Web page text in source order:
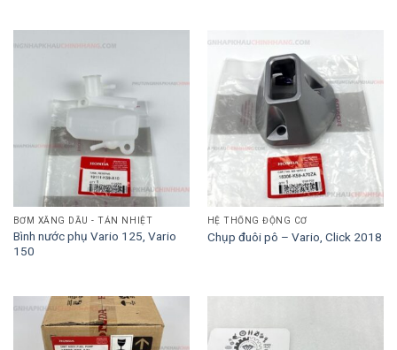
BƠM XĂNG DẦU - TẢN NHIỆT
Bình nước phụ Vario 125, Vario
150
HỆ THỐNG ĐỘNG CƠ
Chụp đuôi pô – Vario, Click 2018